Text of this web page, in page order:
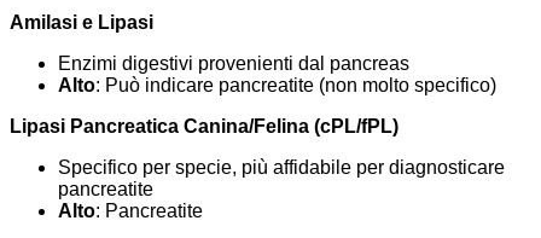
Amilasi e Lipasi
Enzimi digestivi provenienti dal pancreas
Alto: Può indicare pancreatite (non molto specifico)
Lipasi Pancreatica Canina/Felina (cPL/fPL)
Specifico per specie, più affidabile per diagnosticare
pancreatite
Alto: Pancreatite